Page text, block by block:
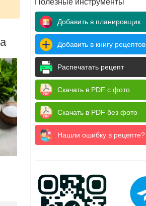
Полезные инструменты
Добавить в планировщик
Добавить в книгу рецептов
Распечатать рецепт
Скачать в PDF с фото
Скачать в PDF без фото
Нашли ошибку в рецепте?